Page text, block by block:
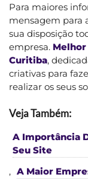
Para maiores
mensagem para
sua disposição
empresa.
Curitiba,
criativas para
realizar os seus
Veja Também:
A Importância
Seu Site
, A Maior